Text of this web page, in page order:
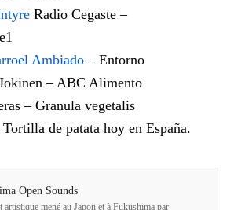
Radio Cegaste –
Ambiado – Entorno
– ABC Alimento
– Granula vegetalis
de patata hoy en España.
Open Sounds
artistique mené au Japon et à Fukushima par